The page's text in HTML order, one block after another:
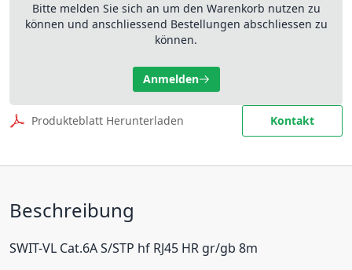
Bitte melden Sie sich an um den Warenkorb nutzen zu
können und anschliessend Bestellungen abschliessen zu
können.
Anmelden
Produkteblatt Herunterladen Kontakt
Beschreibung
SWIT-VL Cat.6A S/STP hf RJ45 HR gr/gb 8m